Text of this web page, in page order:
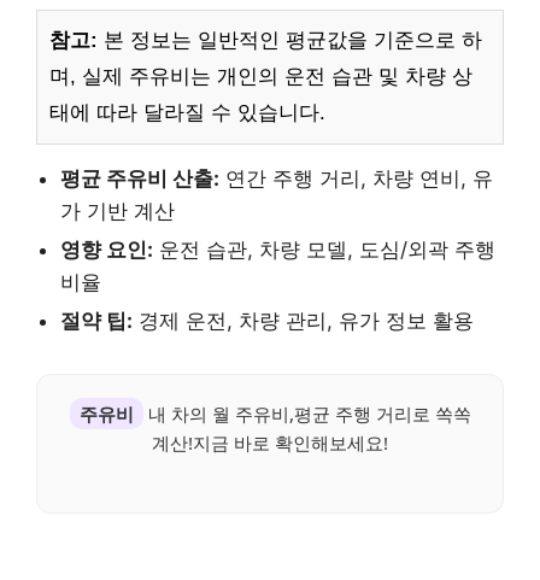
참고: 본 정보는 일반적인 평균값을 기준으로 하
며, 실제 주유비는 개인의 운전 습관 및 차량 상
태에 따라 달라질 수 있습니다.
평균 주유비 산출: 연간 주행 거리, 차량 연비, 유
가 기반 계산
영향 요인: 운전 습관, 차량 모델, 도심/외곽 주행
비율
절약 팁: 경제 운전, 차량 관리, 유가 정보 활용
주유비
내 차의 월 주유비,평균 주행 거리로 쏙쏙
계산!지금 바로 확인해보세요!